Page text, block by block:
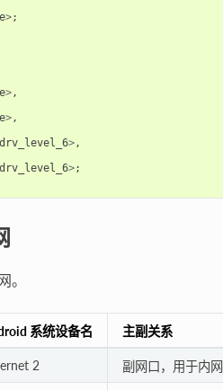
>;
>,
>,
>,
>;
。
系统设备名 主副关系
2 副网口，用于内网